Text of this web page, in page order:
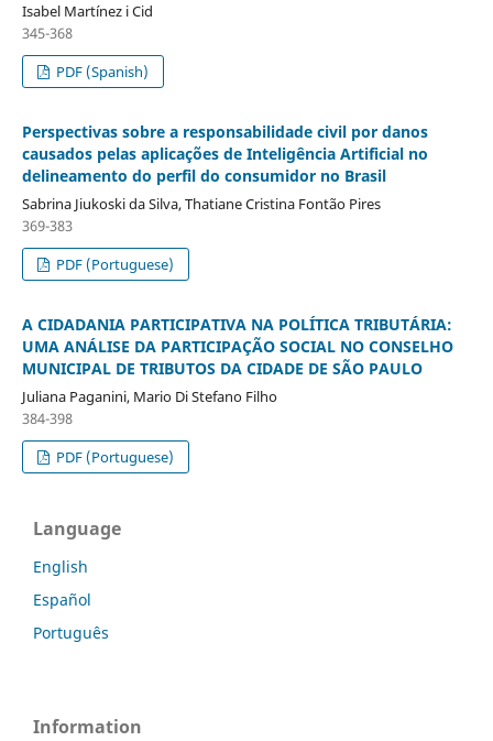
Isabel Martínez i Cid
345-368
PDF (Spanish)
Perspectivas sobre a responsabilidade civil por danos
causados pelas aplicações de Inteligência Artificial no
delineamento do perfil do consumidor no Brasil
Sabrina Jiukoski da Silva, Thatiane Cristina Fontão Pires
369-383
PDF (Portuguese)
A CIDADANIA PARTICIPATIVA NA POLÍTICA TRIBUTÁRIA:
UMA ANÁLISE DA PARTICIPAÇÃO SOCIAL NO CONSELHO
MUNICIPAL DE TRIBUTOS DA CIDADE DE SÃO PAULO
Juliana Paganini, Mario Di Stefano Filho
384-398
PDF (Portuguese)
Language
English
Español
Português
Information